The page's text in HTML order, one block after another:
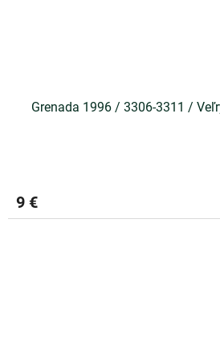
Grenada 1996 / 3306-3311 /
9 €